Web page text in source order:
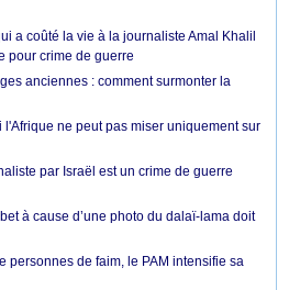
a coûté la vie à la journaliste Amal Khalil
pour crime de guerre
anciennes : comment surmonter la
ne peut pas miser uniquement sur
par Israël est un crime de guerre
à cause d’une photo du dalaï-lama doit
personnes de faim, le PAM intensifie sa